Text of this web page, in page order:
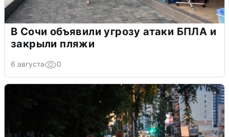
В Сочи объявили угрозу атаки БПЛА и
закрыли пляжи
6 августа 0